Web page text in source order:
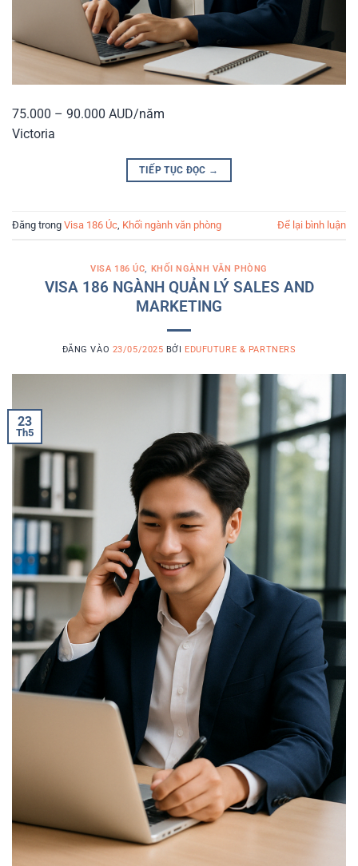
75.000 – 90.000 AUD/năm
Victoria
TIẾP TỤC ĐỌC →
Đăng trong Visa 186 Úc Khối ngành văn phòng Để lại bình luận
VISA 186 ÚC, KHỐI NGÀNH VĂN PHÒNG
VISA 186 NGÀNH QUẢN LÝ SALES AND
MARKETING
ĐĂNG VÀO 23/05/2025 BỞI EDUFUTURE & PARTNERS
23
Th5